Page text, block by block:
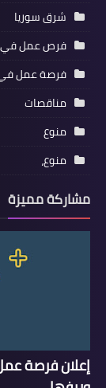
شرق سوريا
فرص عمل في
فرصة عمل في
مناقصات
منوع
منوع،
مشاركة مميزة
إعلان فرصة